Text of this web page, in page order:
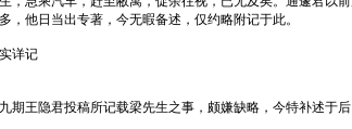
，他日当出专著，今无暇备述，仅约略附记于此。
详记
期王隐君投稿所记载梁先生之事，颇嫌缺略，今特补述于后